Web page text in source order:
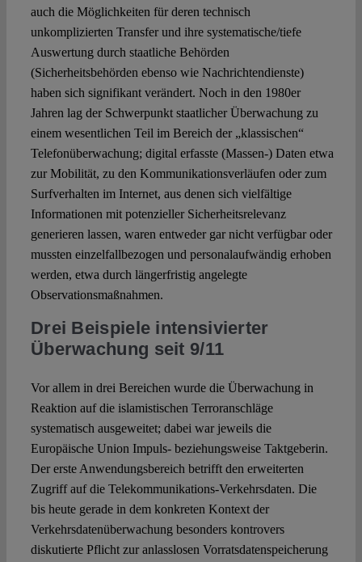
auch die Möglichkeiten für deren technisch
unkomplizierten Transfer und ihre systematische/tiefe
Auswertung durch staatliche Behörden
(Sicherheitsbehörden ebenso wie Nachrichtendienste)
haben sich signifikant verändert. Noch in den 1980er
Jahren lag der Schwerpunkt staatlicher Überwachung zu
einem wesentlichen Teil im Bereich der „klassischen“
Telefonüberwachung; digital erfasste (Massen-) Daten etwa
zur Mobilität, zu den Kommunikationsverläufen oder zum
Surfverhalten im Internet, aus denen sich vielfältige
Informationen mit potenzieller Sicherheitsrelevanz
generieren lassen, waren entweder gar nicht verfügbar oder
mussten einzelfallbezogen und personalaufwändig erhoben
werden, etwa durch längerfristig angelegte
Observationsmaßnahmen.
Drei Beispiele intensivierter
Überwachung seit 9/11
Vor allem in drei Bereichen wurde die Überwachung in
Reaktion auf die islamistischen Terroranschläge
systematisch ausgeweitet; dabei war jeweils die
Europäische Union Impuls- beziehungsweise Taktgeberin.
Der erste Anwendungsbereich betrifft den erweiterten
Zugriff auf die Telekommunikations-Verkehrsdaten. Die
bis heute gerade in dem konkreten Kontext der
Verkehrsdatenüberwachung besonders kontrovers
diskutierte Pflicht zur anlasslosen Vorratsdatenspeicherung